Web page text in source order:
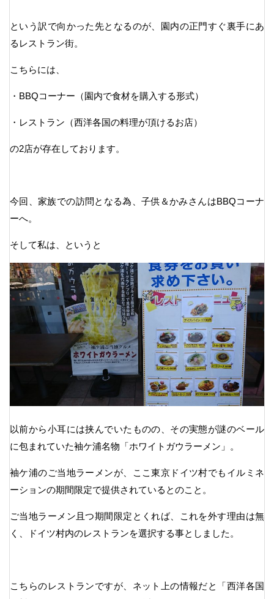
という訳で向かった先となるのが、園内の正門すぐ裏手にあ
るレストラン街。
こちらには、
・BBQコーナー（園内で食材を購入する形式）
・レストラン（西洋各国の料理が頂けるお店）
の2店が存在しております。
今回、家族での訪問となる為、子供＆かみさんはBBQコーナ
ーへ。
そして私は、というと
以前から小耳には挟んでいたものの、その実態が謎のベール
に包まれていた袖ケ浦名物「ホワイトガウラーメン」。
袖ケ浦のご当地ラーメンが、ここ東京ドイツ村でもイルミネ
ーションの期間限定で提供されているとのこと。
ご当地ラーメン且つ期間限定とくれば、これを外す理由は無
く、ドイツ村内のレストランを選択する事としました。
こちらのレストランですが、ネット上の情報だと「西洋各国